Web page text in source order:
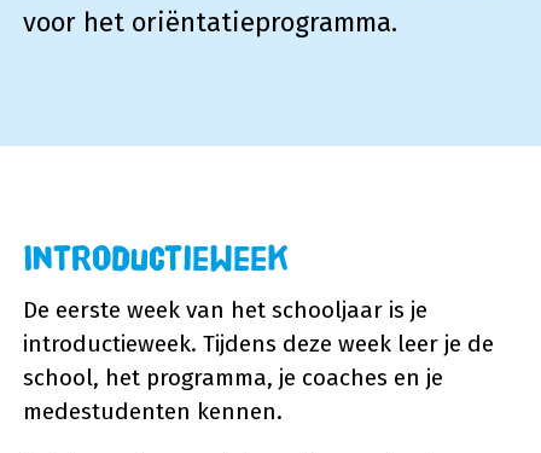
voor het oriëntatieprogramma.
Introductieweek
De eerste week van het schooljaar is je
introductieweek. Tijdens deze week leer je de
school, het programma, je coaches en je
medestudenten kennen.